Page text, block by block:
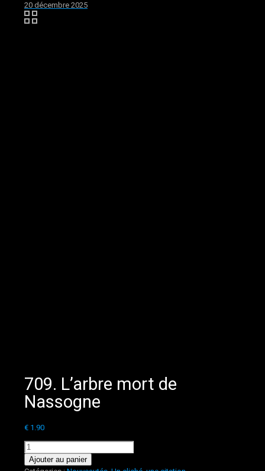
20 décembre 2025
709. L’arbre mort de
Nassogne
€ 1.90
quantité
de
709.
Ajouter au panier